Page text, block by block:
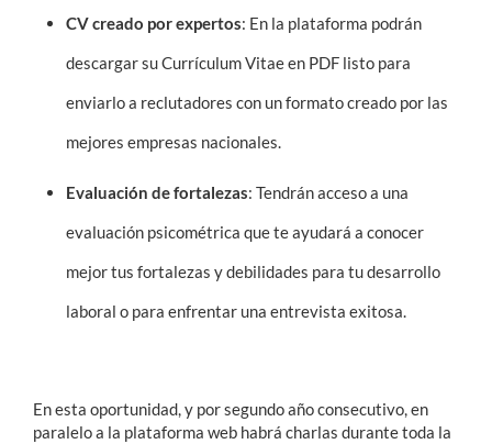
CV creado por expertos: En la plataforma podrán
descargar su Currículum Vitae en PDF listo para
enviarlo a reclutadores con un formato creado por las
mejores empresas nacionales.
Evaluación de fortalezas: Tendrán acceso a una
evaluación psicométrica que te ayudará a conocer
mejor tus fortalezas y debilidades para tu desarrollo
laboral o para enfrentar una entrevista exitosa.
En esta oportunidad, y por segundo año consecutivo, en
paralelo a la plataforma web habrá charlas durante toda la